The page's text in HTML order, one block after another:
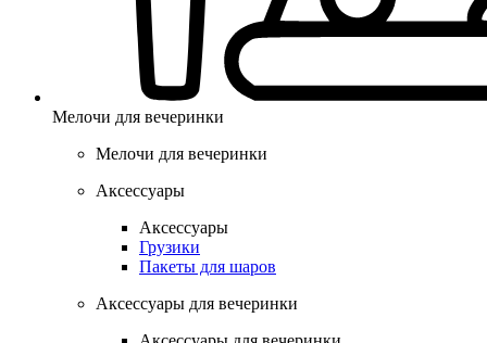
Мелочи для вечеринки
Мелочи для вечеринки
Аксессуары
Аксессуары
Грузики
Пакеты для шаров
Аксессуары для вечеринки